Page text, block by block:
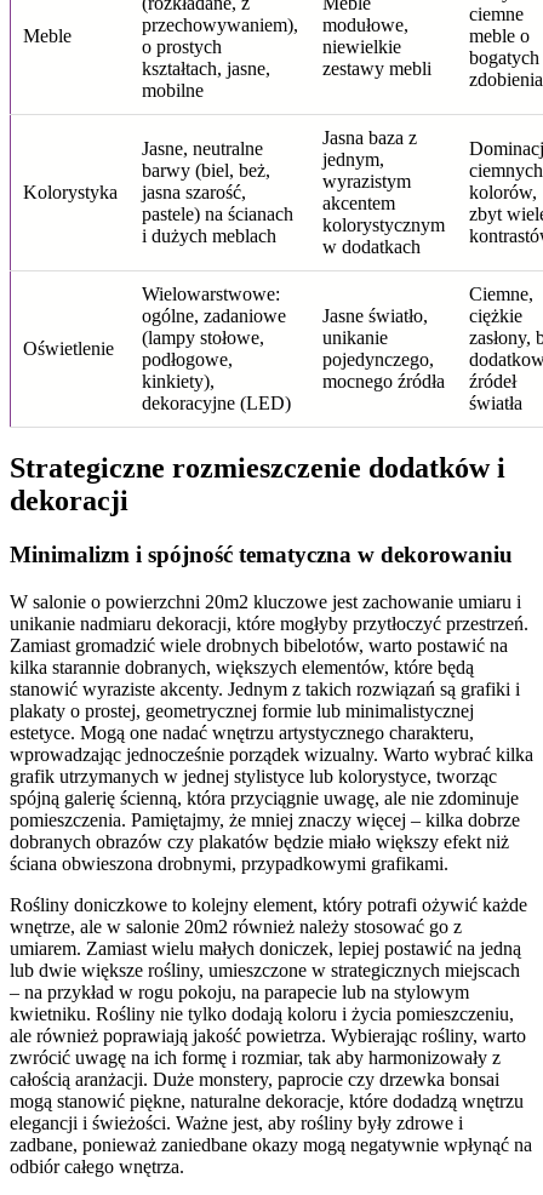
Meble
przechowywaniem),
o prostych
kształtach, jasne,
mobilne
modułowe,
niewielkie
zestawy mebli
ciemne
meble o
bogatych
Kolorystyka
Jasne, neutralne
barwy (biel, beż,
jasna szarość,
pastele) na ścianach
i dużych meblach
Jasna baza z
jednym,
wyrazistym
akcentem
kolorystycznym
w dodatkach
ciemnych
kolorów,
zbyt
Oświetlenie
Wielowarstwowe:
ogólne, zadaniowe
(lampy stołowe,
podłogowe,
kinkiety),
dekoracyjne (LED)
Jasne światło,
unikanie
pojedynczego,
mocnego źródła
Ciemne,
ciężkie
zasłony,
źródeł
światła
Strategiczne rozmieszczenie dodatków i
dekoracji
Minimalizm i spójność tematyczna w dekorowaniu
W salonie o powierzchni 20m2 kluczowe jest zachowanie umiaru i
unikanie nadmiaru dekoracji, które mogłyby przytłoczyć przestrzeń.
Zamiast gromadzić wiele drobnych bibelotów, warto postawić na
kilka starannie dobranych, większych elementów, które będą
stanowić wyraziste akcenty. Jednym z takich rozwiązań są grafiki i
plakaty o prostej, geometrycznej formie lub minimalistycznej
estetyce. Mogą one nadać wnętrzu artystycznego charakteru,
wprowadzając jednocześnie porządek wizualny. Warto wybrać kilka
grafik utrzymanych w jednej stylistyce lub kolorystyce, tworząc
spójną galerię ścienną, która przyciągnie uwagę, ale nie zdominuje
pomieszczenia. Pamiętajmy, że mniej znaczy więcej – kilka dobrze
dobranych obrazów czy plakatów będzie miało większy efekt niż
ściana obwieszona drobnymi, przypadkowymi grafikami.
Rośliny doniczkowe to kolejny element, który potrafi ożywić każde
wnętrze, ale w salonie 20m2 również należy stosować go z
umiarem. Zamiast wielu małych doniczek, lepiej postawić na jedną
lub dwie większe rośliny, umieszczone w strategicznych miejscach
– na przykład w rogu pokoju, na parapecie lub na stylowym
kwietniku. Rośliny nie tylko dodają koloru i życia pomieszczeniu,
ale również poprawiają jakość powietrza. Wybierając rośliny, warto
zwrócić uwagę na ich formę i rozmiar, tak aby harmonizowały z
całością aranżacji. Duże monstery, paprocie czy drzewka bonsai
mogą stanowić piękne, naturalne dekoracje, które dodadzą wnętrzu
elegancji i świeżości. Ważne jest, aby rośliny były zdrowe i
zadbane, ponieważ zaniedbane okazy mogą negatywnie wpłynąć na
odbiór całego wnętrza.